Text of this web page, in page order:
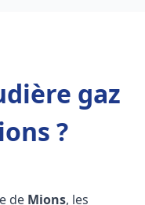
gaz
?
de Mions, les